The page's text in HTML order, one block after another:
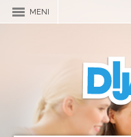
MENI